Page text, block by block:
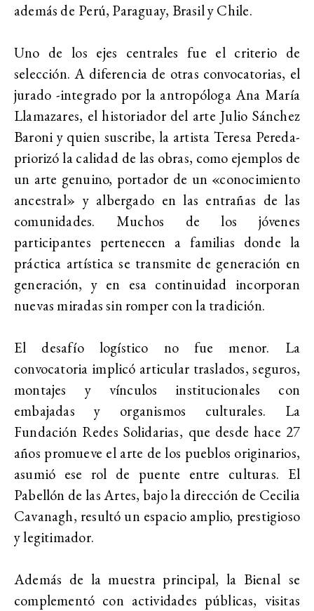
además de Perú, Paraguay, Brasil y Chile.
Uno de los ejes centrales fue el criterio de
selección. A diferencia de otras convocatorias, el
jurado -integrado por la antropóloga Ana María
Llamazares, el historiador del arte Julio Sánchez
Baroni y quien suscribe, la artista Teresa Pereda-
priorizó la calidad de las obras, como ejemplos de
un arte genuino, portador de un «conocimiento
ancestral» y albergado en las entrañas de las
comunidades. Muchos de los jóvenes
participantes pertenecen a familias donde la
práctica artística se transmite de generación en
generación, y en esa continuidad incorporan
nuevas miradas sin romper con la tradición.
El desafío logístico no fue menor. La
convocatoria implicó articular traslados, seguros,
montajes y vínculos institucionales con
embajadas y organismos culturales. La
Fundación Redes Solidarias, que desde hace 27
años promueve el arte de los pueblos originarios,
asumió ese rol de puente entre culturas. El
Pabellón de las Artes, bajo la dirección de Cecilia
Cavanagh, resultó un espacio amplio, prestigioso
y legitimador.
Además de la muestra principal, la Bienal se
complementó con actividades públicas, visitas